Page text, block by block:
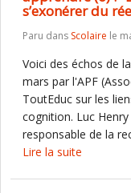
s’exonérer du
Paru dans Scolaire le
Voici des échos de
mars par l'APF
ToutEduc sur les
cognition. Luc
responsable de la
Lire la suite